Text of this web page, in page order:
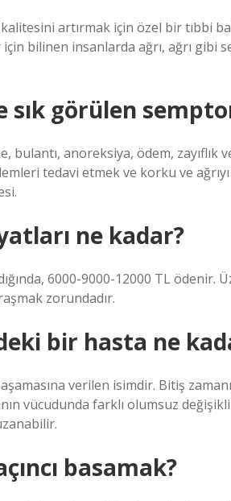
artırmak için özel bir tıbbi
bilinen insanlarda ağrı, ağrı gibi
sık görülen
bulantı, anoreksiya, ödem,
tedavi etmek ve korku ve
ne kadar?
6000-9000-12000 TL
zorundadır.
bir hasta ne
verilen isimdir. Bitiş
vücudunda farklı olumsuz
basamak?